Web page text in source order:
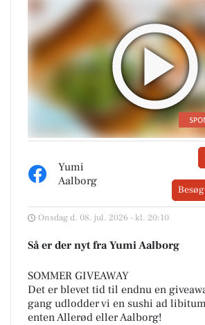
Yumi
Aalborg
Onsdag d. 08. jul. 2026 - kl. 20:10
Så er der nyt fra Yumi Aalborg
SOMMER GIVEAWAY
Det er blevet tid til endnu en
gang udlodder vi en sushi ad
enten Allerød eller Aalborg!